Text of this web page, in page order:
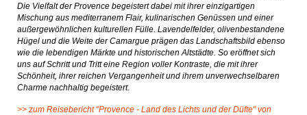
Die Vielfalt der Provence begeistert dabei mit ihrer einzigartigen
Mischung aus mediterranem Flair, kulinarischen Genüssen und einer
außergewöhnlichen kulturellen Fülle. Lavendelfelder, olivenbestandene
Hügel und die Weite der Camargue prägen das Landschaftsbild ebenso
wie die lebendigen Märkte und historischen Altstädte. So eröffnet sich
uns auf Schritt und Tritt eine Region voller Kontraste, die mit ihrer
Schönheit, ihrer reichen Vergangenheit und ihrem unverwechselbaren
Charme nachhaltig begeistert.
>> zum Reisebericht "Provence - Land des Lichts und der Düfte" von